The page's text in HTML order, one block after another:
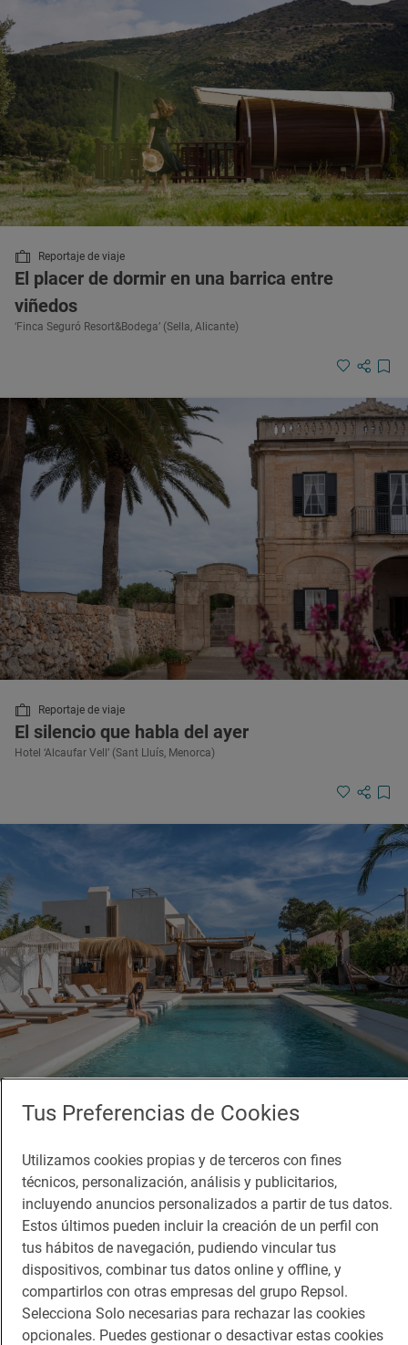
Reportaje de viaje
El placer de dormir en una barrica entre
viñedos
‘Finca Seguró Resort&Bodega’ (Sella, Alicante)
Reportaje de viaje
El silencio que habla del ayer
Hotel ‘Alcaufar Vell’ (Sant Lluís, Menorca)
Reportaje de viaje
Hotel Mar Suites, un oasis en el corazón de Es Pujols
Tus Preferencias de Cookies
Utilizamos cookies propias y de terceros con fines
técnicos, personalización, análisis y publicitarios,
incluyendo anuncios personalizados a partir de tus datos.
Estos últimos pueden incluir la creación de un perfil con
tus hábitos de navegación, pudiendo vincular tus
dispositivos, combinar tus datos online y offline, y
compartirlos con otras empresas del grupo Repsol.
Selecciona Solo necesarias para rechazar las cookies
opcionales. Puedes gestionar o desactivar estas cookies